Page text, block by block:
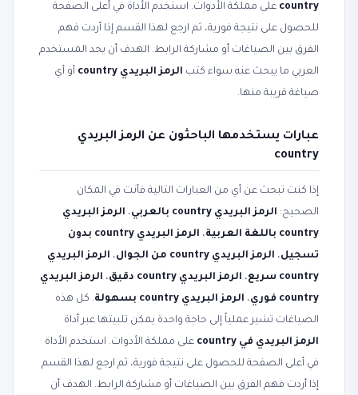
country على مملكة الأدوات. استخدم الأداة في أعلى الصفحة
للحصول على نتيجة فورية، ثم ارجع لهذا القسم إذا أردت فهم
الفرق بين الصياغات أو مشاركة الرابط. الهدف أن يجد المستخدم
العربي ما يبحث عنه سواء كتب الرمز البريدي country
أو أي
صياغة قريبة منها.
عبارات يستخدمها الباحثون عن الرمز البريدي
country
إذا كنت تبحث عن أي من العبارات التالية فأنت في المكان
الصحيح: الرمز البريدي country بالعربي ، الرمز البريدي
country باللغة العربية
،
الرمز البريدي country بدون
تسجيل، الرمز البريدي country من الجوال ، الرمز البريدي
country سريع
، الرمز البريدي country دقيق ، الرمز البريدي
country فوري
، الرمز البريدي country بسهولة
. كل هذه
الصياغات تشير عملياً إلى حاجة واحدة يمكن تلبيتها عبر أداة
الرمز البريدي في country
على مملكة الأدوات. استخدم الأداة
في أعلى الصفحة للحصول على نتيجة فورية، ثم ارجع لهذا القسم
إذا أردت فهم الفرق بين الصياغات أو مشاركة الرابط. الهدف أن